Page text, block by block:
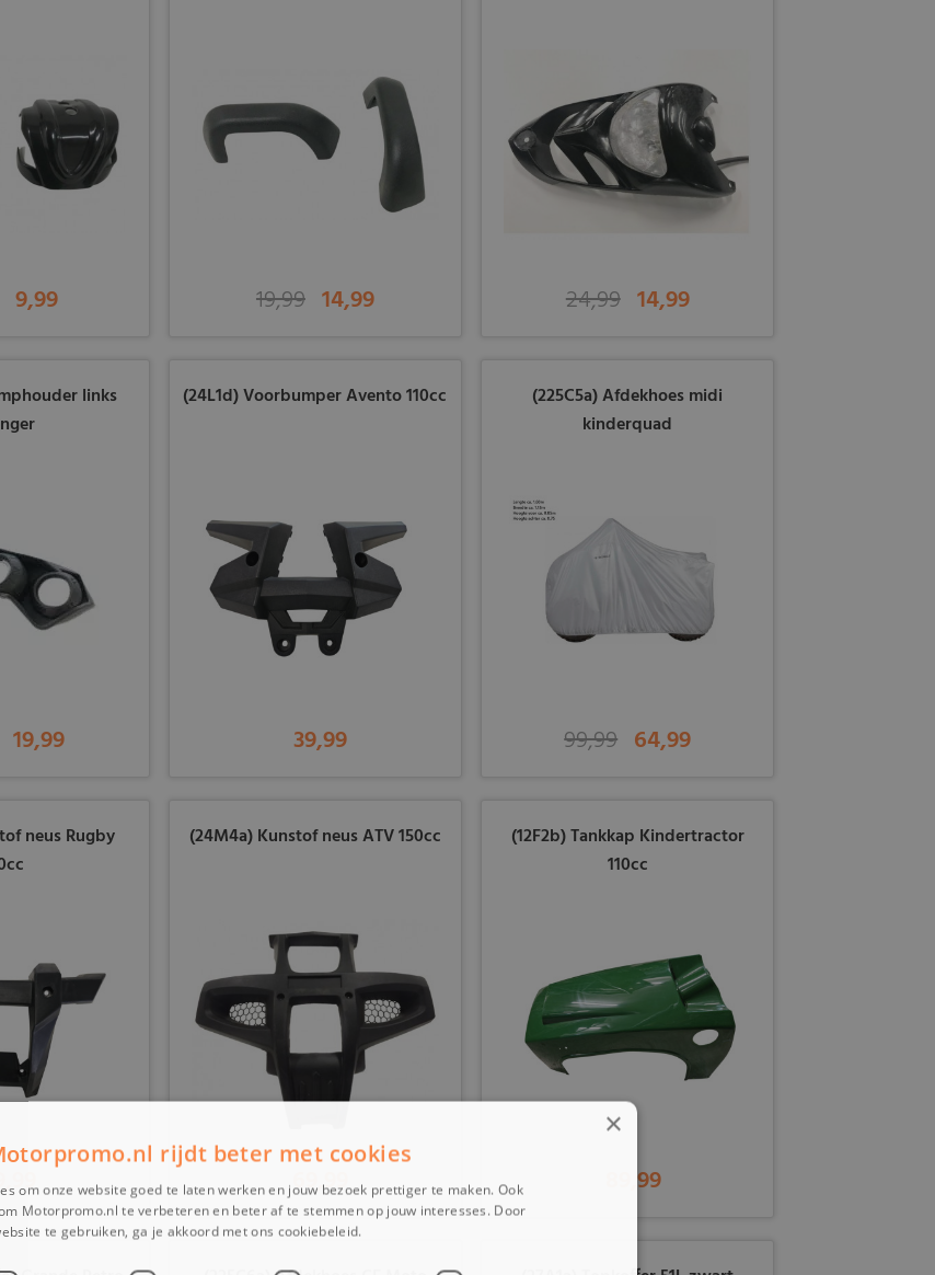
9,99 19,99 14,99 24,99 14,99
links
19,99
(24L1d) Voorbumper Avento 110cc
39,99
(225C5a) Afdekhoes midi
kinderquad
99,99 64,99
neus Rugby
(24M4a) Kunstof neus ATV 150cc
69,99
(12F2b) Tankkap Kindertractor
110cc
89,99
×
rijdt beter met cookies
om onze website goed te laten werken en jouw bezoek prettiger te maken. Ook
Motorpromo.nl te verbeteren en beter af te stemmen op jouw interesses. Door
te gebruiken, ga je akkoord met ons cookiebeleid.